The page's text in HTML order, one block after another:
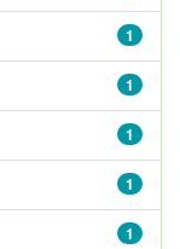
1
1
1
1
1